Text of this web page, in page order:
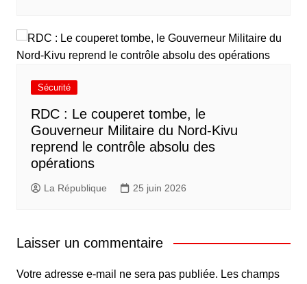
Sécurité
RDC : Le couperet tombe, le
Gouverneur Militaire du Nord-Kivu
reprend le contrôle absolu des
opérations
La République 25 juin 2026
Laisser un commentaire
Votre adresse e-mail ne sera pas publiée. Les champs